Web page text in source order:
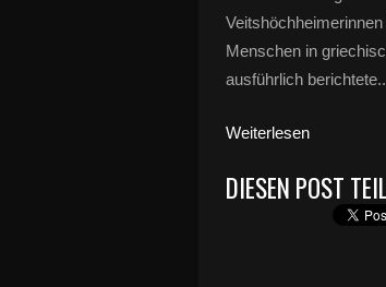
Menschen in
ausführlich
Weiterlesen
DIESEN POST